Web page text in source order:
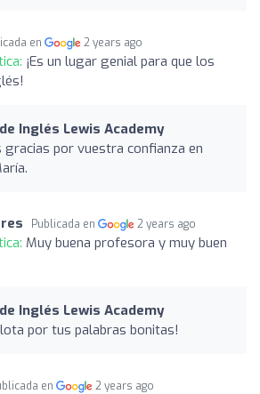
en 2 years ago
¡Es un lugar genial para que los
Inglés Lewis Academy
gracias por vuestra confianza en
Publicada en 2 years ago
Muy buena profesora y muy buen
Inglés Lewis Academy
por tus palabras bonitas!
en 2 years ago